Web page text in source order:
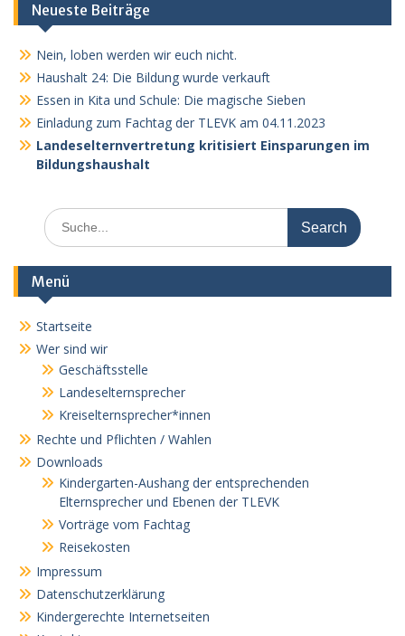
Neueste Beiträge
Nein, loben werden wir euch nicht.
Haushalt 24: Die Bildung wurde verkauft
Essen in Kita und Schule: Die magische Sieben
Einladung zum Fachtag der TLEVK am 04.11.2023
Landeselternvertretung kritisiert Einsparungen im
Bildungshaushalt
Search
for:
Menü
Startseite
Wer sind wir
Geschäftsstelle
Landeselternsprecher
Kreiselternsprecher*innen
Rechte und Pflichten / Wahlen
Downloads
Kindergarten-Aushang der entsprechenden
Elternsprecher und Ebenen der TLEVK
Vorträge vom Fachtag
Reisekosten
Impressum
Datenschutzerklärung
Kindergerechte Internetseiten